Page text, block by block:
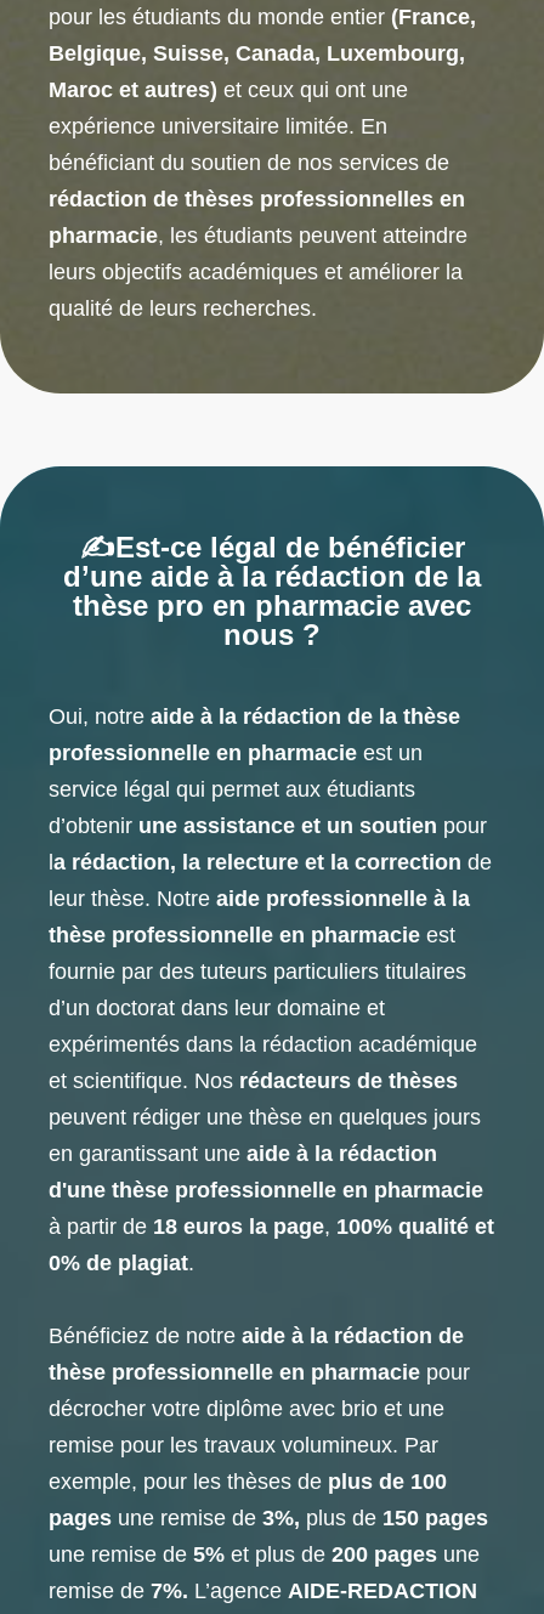
pour les étudiants du monde entier (France,
Belgique, Suisse, Canada, Luxembourg,
Maroc et autres) et ceux qui ont une
expérience universitaire limitée. En
bénéficiant du soutien de nos services de
rédaction de thèses professionnelles en
pharmacie, les étudiants peuvent atteindre
leurs objectifs académiques et améliorer la
qualité de leurs recherches.
✍Est-ce légal de bénéficier
d’une aide à la rédaction de la
thèse pro en pharmacie avec
nous ?
Oui, notre aide à la rédaction de la thèse
professionnelle en pharmacie est un
service légal qui permet aux étudiants
d’obtenir une assistance et un soutien pour
a rédaction, la relecture et la correction de
leur thèse. Notre aide professionnelle à la
thèse professionnelle en pharmacie est
fournie par des tuteurs particuliers titulaires
d’un doctorat dans leur domaine et
expérimentés dans la rédaction académique
et scientifique. Nos rédacteurs de thèses
peuvent rédiger une thèse en quelques jours
en garantissant une aide à la rédaction
d'une thèse professionnelle en pharmacie
à partir de 18 euros la page, 100% qualité et
0% de plagiat.
Bénéficiez de notre aide à la rédaction de
thèse professionnelle en pharmacie pour
décrocher votre diplôme avec brio et une
remise pour les travaux volumineux. Par
exemple, pour les thèses de plus de 100
pages une remise de 3%, plus de 150 pages
une remise de 5% et plus de 200 pages une
remise de 7%. L’agence AIDE-REDACTION